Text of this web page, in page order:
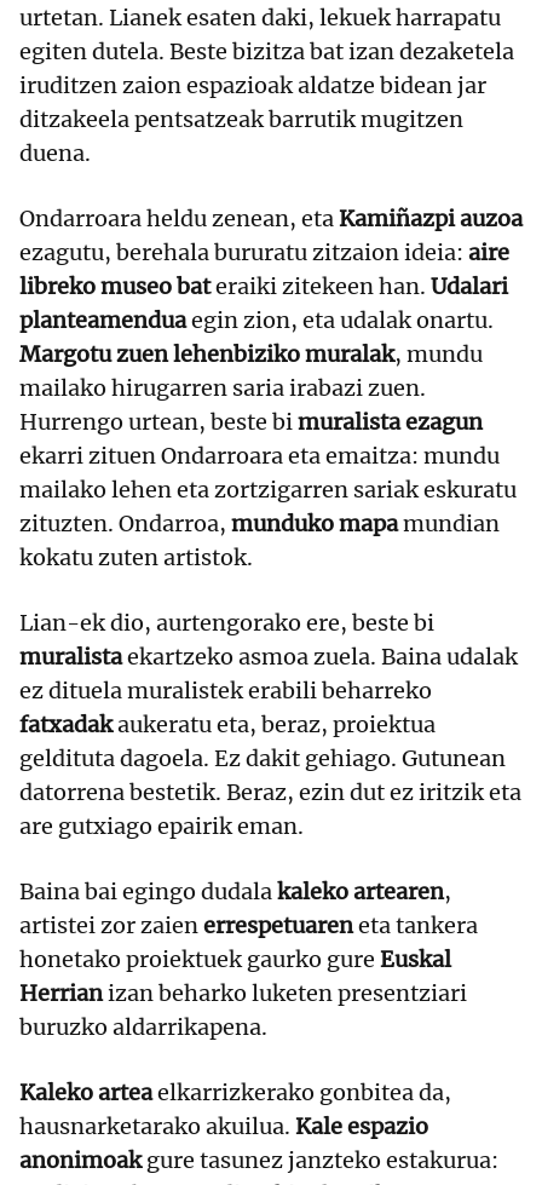
urtetan. Lianek esaten daki, lekuek harrapatu
egiten dutela. Beste bizitza bat izan dezaketela
iruditzen zaion espazioak aldatze bidean jar
ditzakeela pentsatzeak barrutik mugitzen
duena.
Ondarroara heldu zenean, etaKamiñazpi auzoa
ezagutu, berehala bururatu zitzaion ideia: aire
libreko museo bateraiki zitekeen han. Udalari
planteamenduaegin zion, eta udalak onartu.
Margotu zuen lehenbiziko muralak, mundu
mailako hirugarren saria irabazi zuen.
Hurrengo urtean, beste bimuralista ezagun
ekarri zituen Ondarroara eta emaitza: mundu
mailako lehen eta zortzigarren sariak eskuratu
zituzten. Ondarroa, munduko mapamundian
kokatu zuten artistok.
Lian-ek dio, aurtengorako ere, beste bi
muralistaekartzeko asmoa zuela. Baina udalak
ez dituela muralistek erabili beharreko
fatxadakaukeratu eta, beraz, proiektua
geldituta dagoela. Ez dakit gehiago. Gutunean
datorrena bestetik. Beraz, ezin dut ez iritzik eta
are gutxiago epairik eman.
Baina bai egingo dudalakaleko artearen,
artistei zor zaienerrespetuareneta tankera
honetako proiektuek gaurko gure Euskal
Herrianizan beharko luketen presentziari
buruzko aldarrikapena.
Kaleko arteaelkarrizkerako gonbitea da,
hausnarketarako akuilua. Kale espazio
anonimoakgure tasunez janzteko estakurua: